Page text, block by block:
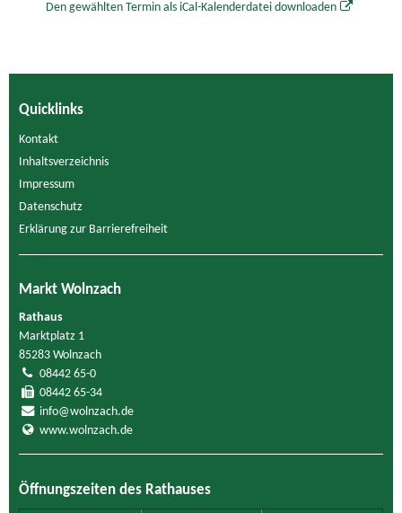
Den gewählten Termin als iCal-Kalenderdatei downloaden
Quicklinks
Kontakt
Inhaltsverzeichnis
Impressum
Datenschutz
Erklärung zur Barrierefreiheit
Markt Wolnzach
Rathaus
Marktplatz 1
85283 Wolnzach
08442 65-0
08442 65-34
info@wolnzach.de
www.wolnzach.de
Öffnungszeiten des Rathauses